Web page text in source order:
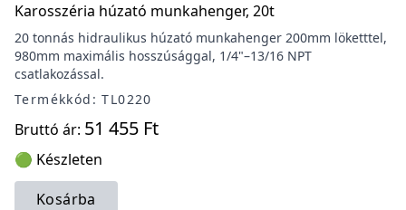
Karosszéria húzató munkahenger, 20t
20 tonnás hidraulikus húzató munkahenger 200mm löketttel,
980mm maximális hosszúsággal, 1/4"–13/16 NPT
csatlakozással.
Termékkód: TL0220
Bruttó ár: 51 455 Ft
🟢 Készleten
Kosárba